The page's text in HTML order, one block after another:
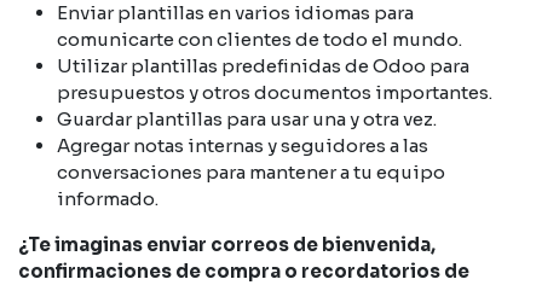
Enviar plantillas en varios idiomas para
comunicarte con clientes de todo el mundo.
Utilizar plantillas predefinidas de Odoo para
presupuestos y otros documentos importantes.
Guardar plantillas para usar una y otra vez.
Agregar notas internas y seguidores a las
conversaciones para mantener a tu equipo
informado.
¿Te imaginas enviar correos de bienvenida,
confirmaciones de compra o recordatorios de